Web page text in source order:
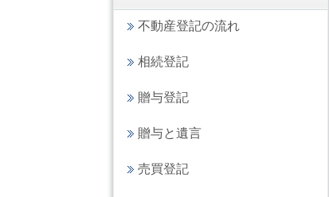
不動産登記の流れ
相続登記
贈与登記
贈与と遺言
売買登記